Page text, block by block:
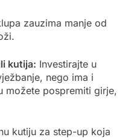
zauzima manje od
kutija: Investirajte u
nego ima i
možete pospremiti girje,
kutiju za step-up koja